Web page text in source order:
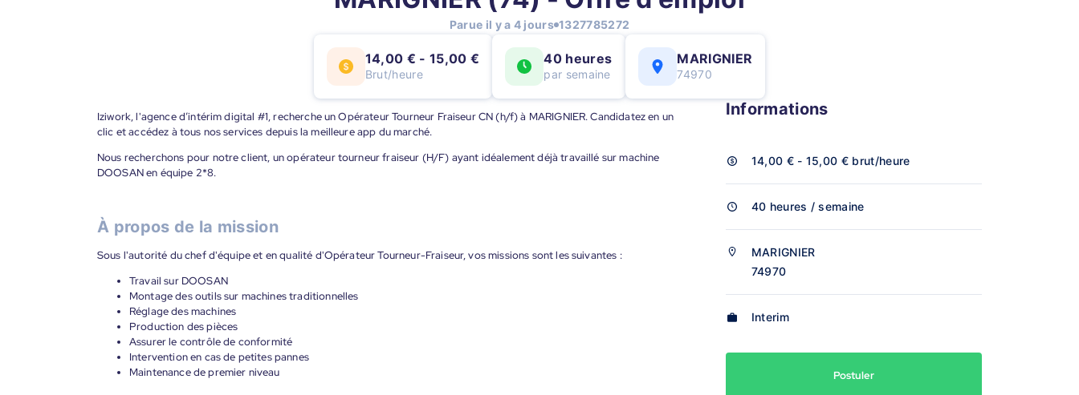
Parue il y a 4 jours 1327785272
14,00 € - 15,00 €
Brut/heure
40 heures
par semaine
MARIGNIER
74970
Iziwork, l'agence d’intérim digital #1, recherche un Opérateur Tourneur Fraiseur CN (h/f) à MARIGNIER. Candidatez en un
clic et accédez à tous nos services depuis la meilleure app du marché.
Nous recherchons pour notre client, un opérateur tourneur fraiseur (H/F) ayant idéalement déjà travaillé sur machine
DOOSAN en équipe 2*8.
À propos de la mission
Sous l'autorité du chef d'équipe et en qualité d'Opérateur Tourneur-Fraiseur, vos missions sont les suivantes :
Travail sur DOOSAN
Montage des outils sur machines traditionnelles
Réglage des machines
Production des pièces
Assurer le contrôle de conformité
Intervention en cas de petites pannes
Maintenance de premier niveau
Informations
14,00 € - 15,00 € brut/heure
40 heures / semaine
MARIGNIER
74970
Interim
Postuler